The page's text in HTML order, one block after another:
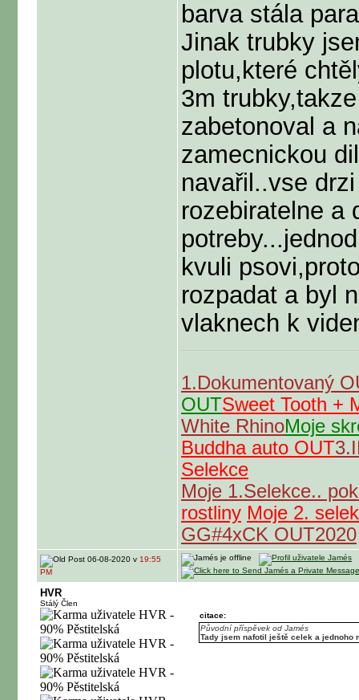
barva stála
Jinak trubky
plotu,které
3m
zabetonoval a
zamecnickou
navařil..vse
rozebiratelne a
kvuli
rozpadat a byl
vlaknech k
1.Dokumentovaný
OUTSweet Tooth +
White RhinoMoje
Buddha auto OUT
Selekce
Moje 1.Selekce..
rostliny Moje 2.
GG#4xCK OUT2020
06-08-2020 v 19:55
PM
HVR
Stálý Člen
citace:
Původní příspěvek od Jamés
Tady jsem nafotil ještě celek a jednoho